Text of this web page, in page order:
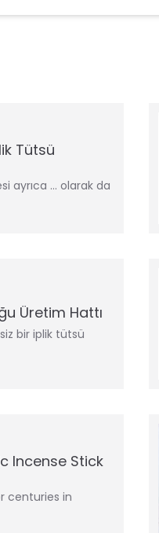
Tütsü
ayrıca … olarak da
Üretim Hattı
bir iplik tütsü
Incense Stick
centuries in